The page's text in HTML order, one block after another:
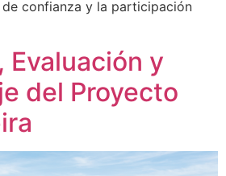
confianza y la participación
Evaluación y
del Proyecto